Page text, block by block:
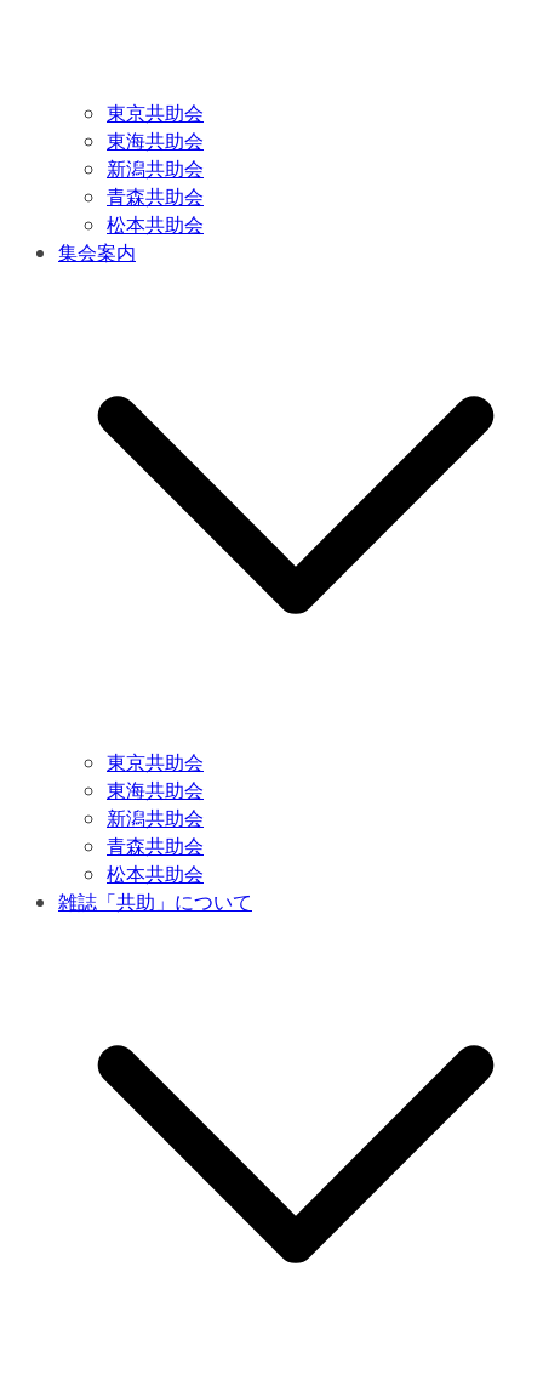
東京共助会
東海共助会
新潟共助会
青森共助会
松本共助会
集会案内
東京共助会
東海共助会
新潟共助会
青森共助会
松本共助会
雑誌「共助」について